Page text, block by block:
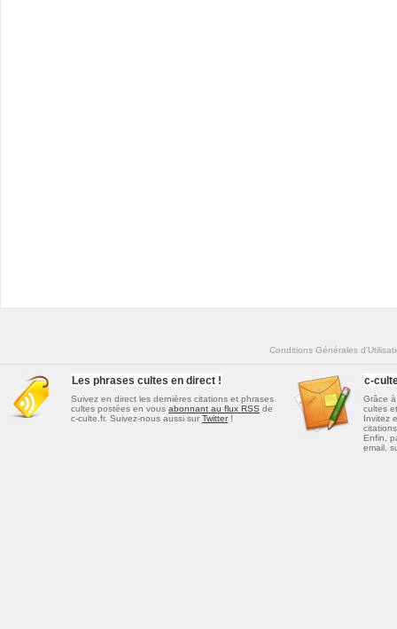
Conditions Générales
Les phrases cultes en direct !
Suivez en direct les dernières citations et phrases
cultes postées en vous abonnant au flux RSS de
c-culte.fr. Suivez-nous aussi sur Twitter!
c-
Grâce
cultes
Invitez
citations
Enfin,
email,